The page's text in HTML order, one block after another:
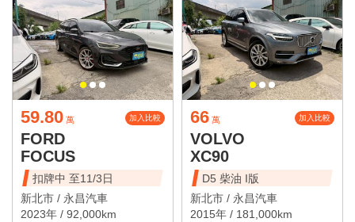
59.80 萬 加入比較
FORD
FOCUS
扣牌中 至11/3日
新北市 / 永昌汽車
2023年 / 92,000km
66 萬 加入比較
VOLVO
XC90
D5 柴油 I版
新北市 / 永昌汽車
2015年 / 181,000km